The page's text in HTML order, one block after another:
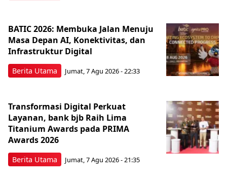
Berita Utama
BATIC 2026: Membuka Jalan Menuju
Masa Depan AI, Konektivitas, dan
Infrastruktur Digital
Jumat, 7 Agu 2026 - 22:33
Berita Utama
Transformasi Digital Perkuat
Layanan, bank bjb Raih Lima
Titanium Awards pada PRIMA
Awards 2026
Jumat, 7 Agu 2026 - 21:35